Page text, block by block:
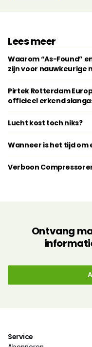
Lees meer
Waarom “As-Found”
zijn voor nauwkeurige
Pirtek Rotterdam
officieel erkend
Lucht kost toch niks?
Wanneer is het tijd
Verboon
Ontvang
Service